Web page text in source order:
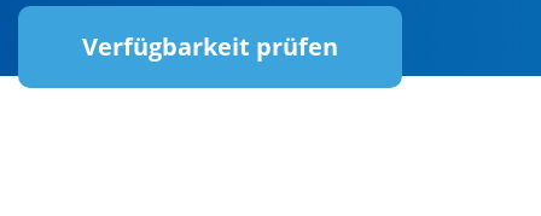
Verfügbarkeit prüfen